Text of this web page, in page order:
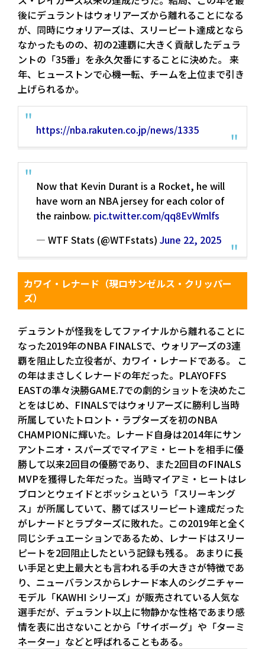
後にデュラントはウォリアーズから離れることになる
が、同時にウォリアーズは、スリーピート達成となら
なかったものの、初の2連覇に大きく貢献したデュラ
ントの「35番」を永久欠番にすることに決めた。 来
年、ヒューストンで心機一転、チームを上位まで引き
上げられるか。
https://nba.rakuten.co.jp/news/1335
Now that Kevin Durant is a Rocket, he will
have worn an NBA jersey for each color of
the rainbow. pic.twitter.com/qq8EvWmlfs
— WTF Stats (@WTFstats) June 22, 2025
カワイ・レナード（現ロサンゼルス・クリッパー
ズ）
デュラントが怪我をしてファイナルから離れることに
なった2019年のNBA FINALSで、ウォリアーズの3連
覇を阻止した立役者が、カワイ・レナードである。 こ
の年はまさしくレナードの年だった。PLAYOFFS
EASTの準々決勝GAME.7での劇的ショットを決めたこ
とをはじめ、FINALSではウォリアーズに勝利し当時
所属していたトロント・ラプターズを初のNBA
CHAMPIONに輝いた。レナード自身は2014年にサン
アントニオ・スパーズでマイアミ・ヒートを相手に優
勝して以来2回目の優勝であり、また2回目のFINALS
MVPを獲得した年だった。当時マイアミ・ヒートはレ
ブロンとウェイドとボッシュという「スリーキング
ス」が所属していて、勝てばスリーピート達成だった
がレナードとラプターズに敗れた。この2019年と全く
同じシチュエーションであるため、レナードはスリー
ピートを2回阻止したという記録も残る。 あまりに長
い手足と史上最大とも言われる手の大きさが特徴であ
り、ニューバランスからレナード本人のシグニチャー
モデル「KAWHI シリーズ」が販売されている人気な
選手だが、デュラント以上に物静かな性格であまり感
情を表に出さないことから「サイボーグ」や「ターミ
ネーター」などと呼ばれることもある。